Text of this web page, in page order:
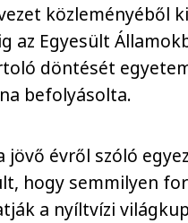
közleményéből
az Egyesült
döntését
befolyásolta.
jövő évről szóló
hogy semmilyen
a nyíltvízi